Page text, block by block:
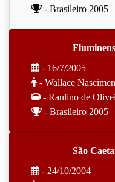
- Brasileiro 2005
- 16/7/2005
- Wallace
- Raulino de
- Brasileiro 2005
São
- 24/10/2004